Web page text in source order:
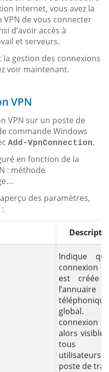
Internet, vous avez la
de vous connecter
d’avoir accès à
et serveurs.
gestion des connexions
voir maintenant.
VPN
VPN sur un poste de
commande Windows
Add-VpnConnection.
en fonction de la
: méthode
des paramètres,
Indique
connexion
est créée
l’annuaire
téléphonique
global.
alors visible
tous
poste de